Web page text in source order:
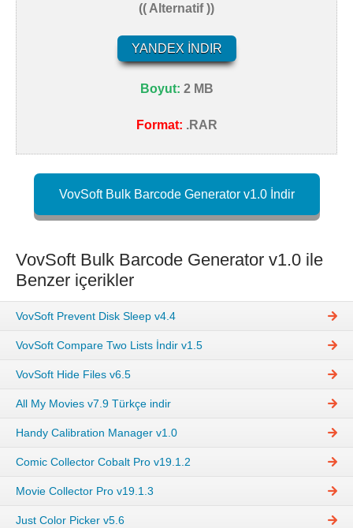
(( Alternatif ))
YANDEX İNDIR
Boyut: 2 MB
Format: .RAR
VovSoft Bulk Barcode Generator v1.0 İndir
VovSoft Bulk Barcode Generator v1.0 ile
Benzer içerikler
VovSoft Prevent Disk Sleep v4.4
VovSoft Compare Two Lists İndir v1.5
VovSoft Hide Files v6.5
All My Movies v7.9 Türkçe indir
Handy Calibration Manager v1.0
Comic Collector Cobalt Pro v19.1.2
Movie Collector Pro v19.1.3
Just Color Picker v5.6